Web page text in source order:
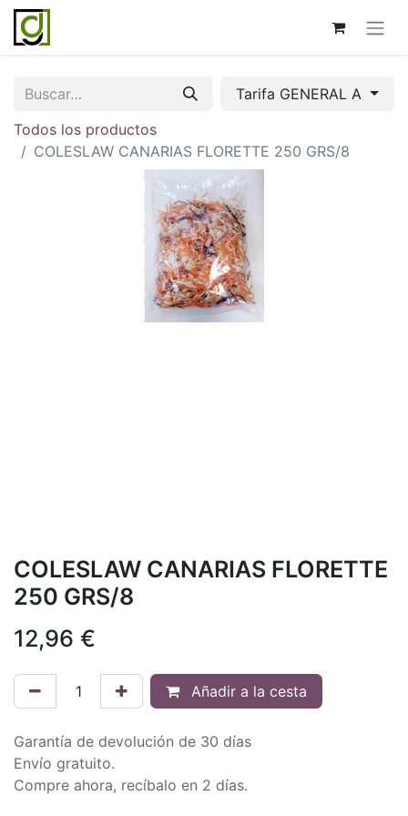
Tarifa GENERAL A
Todos los productos
COLESLAW CANARIAS FLORETTE 250 GRS/8
COLESLAW CANARIAS FLORETTE
250 GRS/8
12,96 €
Añadir a la cesta
Garantía de devolución de 30 días
Envío gratuito.
Compre ahora, recíbalo en 2 días.